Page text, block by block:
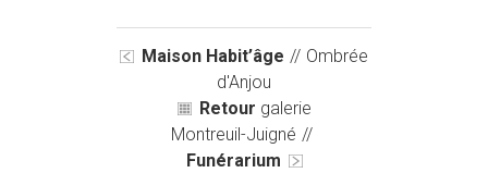
Maison Habit’âge // Ombrée
d'Anjou
Retour galerie
Montreuil-Juigné //
Funérarium